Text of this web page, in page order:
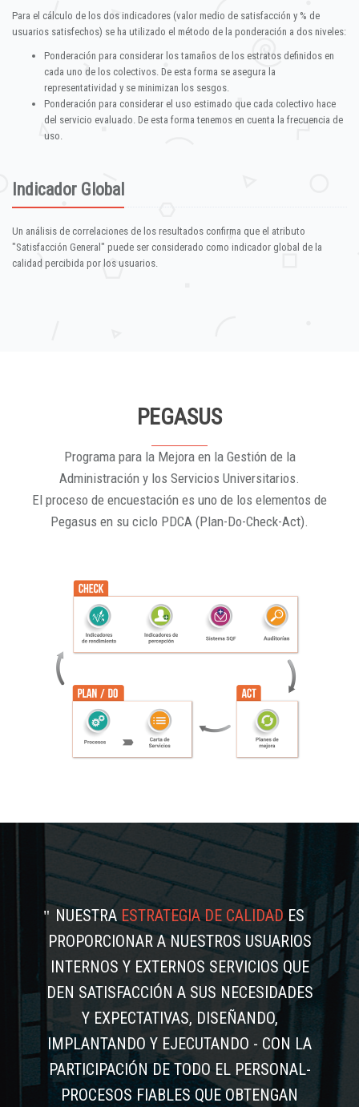
Para el cálculo de los dos indicadores (valor medio de satisfacción y % de
usuarios satisfechos) se ha utilizado el método de la ponderación a dos niveles:
Ponderación para considerar los tamaños de los estratos definidos en
cada uno de los colectivos. De esta forma se asegura la
representatividad y se minimizan los sesgos.
Ponderación para considerar el uso estimado que cada colectivo hace
del servicio evaluado. De esta forma tenemos en cuenta la frecuencia de
uso.
Indicador Global
Un análisis de correlaciones de los resultados confirma que el atributo
"Satisfacción General" puede ser considerado como indicador global de la
calidad percibida por los usuarios.
PEGASUS
Programa para la Mejora en la Gestión de la
Administración y los Servicios Universitarios.
El proceso de encuestación es uno de los elementos de
Pegasus en su ciclo PDCA (Plan-Do-Check-Act).
NUESTRAESTRATEGIA DE CALIDADES
PROPORCIONAR A NUESTROS USUARIOS
INTERNOS Y EXTERNOS SERVICIOS QUE
DEN SATISFACCIÓN A SUS NECESIDADES
Y EXPECTATIVAS, DISEÑANDO,
IMPLANTANDO Y EJECUTANDO - CON LA
PARTICIPACIÓN DE TODO EL PERSONAL-
PROCESOS FIABLES QUE OBTENGAN